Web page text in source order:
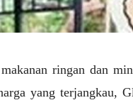
ringan dan
yang terjangkau,